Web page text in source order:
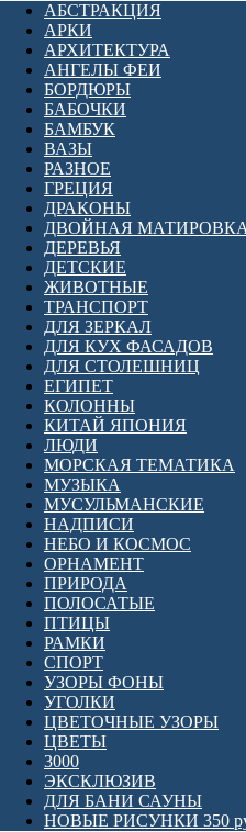
АБСТРАКЦИЯ
АРКИ
АРХИТЕКТУРА
АНГЕЛЫ ФЕИ
БОРДЮРЫ
БАБОЧКИ
БАМБУК
ВАЗЫ
РАЗНОЕ
ГРЕЦИЯ
ДРАКОНЫ
ДВОЙНАЯ
ДЕРЕВЬЯ
ДЕТСКИЕ
ЖИВОТНЫЕ
ТРАНСПОРТ
ДЛЯ ЗЕРКАЛ
ДЛЯ КУХ ФАСАДОВ
ДЛЯ СТОЛЕШНИЦ
ЕГИПЕТ
КОЛОННЫ
КИТАЙ ЯПОНИЯ
ЛЮДИ
МОРСКАЯ ТЕМАТИКА
МУЗЫКА
МУСУЛЬМАНСКИЕ
НАДПИСИ
НЕБО И КОСМОС
ОРНАМЕНТ
ПРИРОДА
ПОЛОСАТЫЕ
ПТИЦЫ
РАМКИ
СПОРТ
УЗОРЫ ФОНЫ
УГОЛКИ
ЦВЕТОЧНЫЕ УЗОРЫ
ЦВЕТЫ
3000
ЭКСКЛЮЗИВ
ДЛЯ БАНИ САУНЫ
НОВЫЕ РИСУНКИ 350